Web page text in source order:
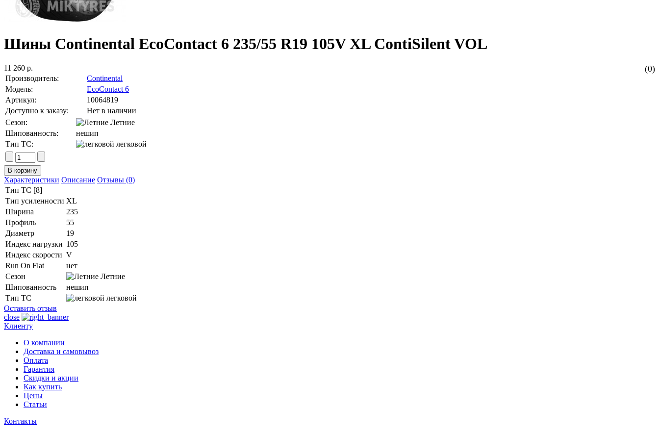
Шины Continental EcoContact 6 235/55 R19 105V XL ContiSilent VOL
(0)
11 260 р.
Производитель:
Continental
Модель:
EcoContact 6
Артикул:
10064819
Доступно к заказу:
Нет в наличии
Сезон:
Летние
Шипованность:
нешип
Тип ТС:
легковой
Характеристики Описание Отзывы (0)
Тип ТС [8]
Тип усиленности XL
Ширина
235
Профиль
55
Диаметр
19
Индекс нагрузки 105
Индекс скорости V
Run On Flat
нет
Сезон
Летние
Шипованность
нешип
Тип ТС
легковой
Оставить отзыв
close
Клиенту
О компании
Доставка и самовывоз
Оплата
Гарантия
Скидки и акции
Как купить
Цены
Статьи
Контакты